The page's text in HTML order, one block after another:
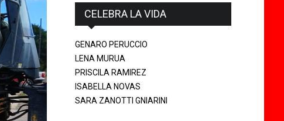
CELEBRA LA VIDA
GENARO PERUCCIO
LENA MURUA
PRISCILA RAMIREZ
ISABELLA NOVAS
SARA ZANOTTI GNIARINI